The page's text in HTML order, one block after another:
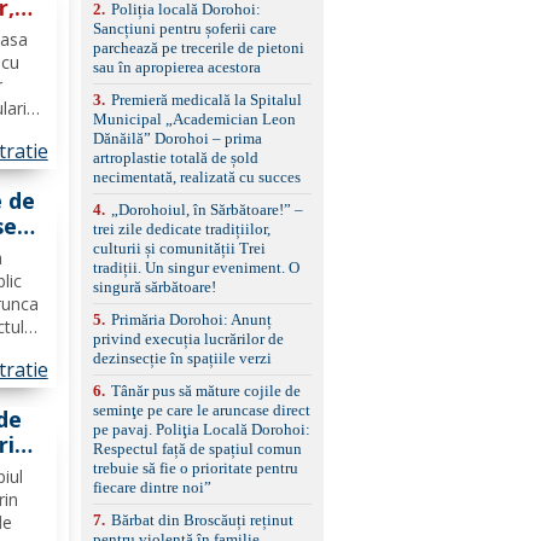
de
o
și
reglaj lombar electric
pentru șofer și pasager
Volan multifuncțional
îmbrăcat în piele, cu
treptelor Adaptive cruise
control, asistent
schimbare bandă și
menținere bandă Faruri
bi-xenon adaptive cu
funcție Cornering,
asistent fază lungă
automată , lumini de zi
LED, proiectoare ceață
LED, spălătoare faruri
față/spate, cameră
marșarier Keyless entry
& start, geamuri electrice
electrice, încălzite și
rabatabile Sistem hands-
free, Bluetooth, USB
Sistem start/stop, frână
de parcare electrică,
anvelope vară runflat
Control presiune pneuri,
filtru de particule,
2. Poliția locală Dorohoi:
Sancțiuni pentru șoferii care
parchează pe trecerile de pietoni
sau în apropierea acestora
3. Premieră medicală la Spitalul
Municipal „Academician Leon
Dănăilă” Dorohoi – prima
artroplastie totală de șold
necimentată, realizată cu succes
4.
„Dorohoiul, în Sărbătoare!” –
trei zile dedicate tradițiilor,
culturii și comunității Trei
tradiții. Un singur eveniment. O
singură sărbătoare!
5. Primăria Dorohoi: Anunț
privind execuția lucrărilor de
dezinsecție în spațiile verzi
6. Tânăr pus să măture cojile de
seminţe pe care le aruncase direct
pe pavaj. Poliţia Locală Dorohoi:
Respectul față de spațiul comun
trebuie să fie o prioritate pentru
fiecare dintre noi”
7. Bărbat din Broscăuți reținut